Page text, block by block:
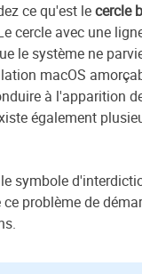
ce qu'est lecercle
cercle avec une
le système ne
macOS
à l'apparition
également
symbole
problème de